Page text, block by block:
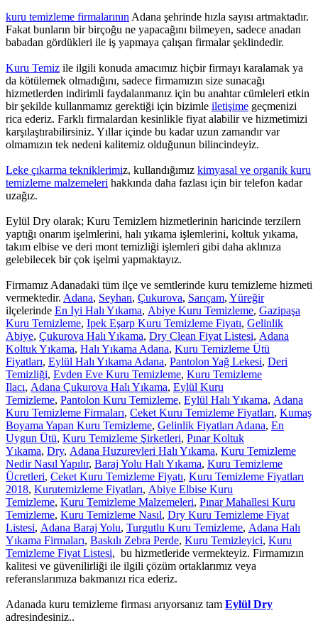
kuru temizleme firmalarının Adana şehrinde hızla sayısı artmaktadır.
Fakat bunların bir birçoğu ne yapacağını bilmeyen, sadece anadan
babadan gördükleri ile iş yapmaya çalışan firmalar şeklindedir.
Kuru Temiz ile ilgili konuda amacımız hiçbir firmayı karalamak ya
da kötülemek olmadığını, sadece firmamızın size sunacağı
hizmetlerden indirimli faydalanmanız için bu anahtar cümleleri etkin
bir şekilde kullanmamız gerektiği için bizimle iletişime geçmenizi
rica ederiz. Farklı firmalardan kesinlikle fiyat alabilir ve hizmetimizi
karşılaştırabilirsiniz. Yıllar içinde bu kadar uzun zamandır var
olmamızın tek nedeni kalitemiz olduğunun bilincindeyiz.
Leke çıkarma tekniklerimiz, kullandığımız kimyasal ve organik kuru
temizleme malzemeleri hakkında daha fazlası için bir telefon kadar
uzağız.
Eylül Dry olarak; Kuru Temizlem hizmetlerinin haricinde terzilern
yaptığı onarım işelmlerini, halı yıkama işlemlerini, koltuk yıkama,
takım elbise ve deri mont temizliği işlemleri gibi daha aklınıza
gelebilecek bir çok işelmi yapmaktayız.
Firmamız Adanadaki tüm ilçe ve semtlerinde kuru temizleme hizmeti
vermektedir. Adana, Seyhan, Çukurova, Sarıçam, Yüreğir
ilçelerinde En Iyi Halı Yıkama, Abiye Kuru Temizleme, Gazipaşa
Kuru Temizleme, Ipek Eşarp Kuru Temizleme Fiyatı, Gelinlik
Abiye, Çukurova Halı Yıkama, Dry Clean Fiyat Listesi, Adana
Koltuk Yıkama, Halı Yıkama Adana, Kuru Temizleme Ütü
Fiyatları, Eylül Halı Yıkama Adana, Pantolon Yağ Lekesi, Deri
Temizliği, Evden Eve Kuru Temizleme, Kuru Temizleme
Ilacı, Adana Çukurova Halı Yıkama, Eylül Kuru
Temizleme, Pantolon Kuru Temizleme, Eylül Halı Yıkama, Adana
Kuru Temizleme Firmaları, Ceket Kuru Temizleme Fiyatları, Kumaş
Boyama Yapan Kuru Temizleme, Gelinlik Fiyatları Adana, En
Uygun Ütü, Kuru Temizleme Şirketleri, Pınar Koltuk
Yıkama, Dry, Adana Huzurevleri Halı Yıkama, Kuru Temizleme
Nedir Nasıl Yapılır, Baraj Yolu Halı Yıkama, Kuru Temizleme
Ücretleri, Ceket Kuru Temizleme Fiyatı, Kuru Temizleme Fiyatları
2018, Kurutemizleme Fiyatları, Abiye Elbise Kuru
Temizleme, Kuru Temizleme Malzemeleri, Pınar Mahallesi Kuru
Temizleme, Kuru Temizleme Nasıl, Dry Kuru Temizleme Fiyat
Listesi, Adana Baraj Yolu, Turgutlu Kuru Temizleme, Adana Halı
Yıkama Firmaları, Baskılı Zebra Perde, Kuru Temizleyici, Kuru
Temizleme Fiyat Listesi, bu hizmetleride vermekteyiz. Firmamızın
kalitesi ve güvenilirliği ile ilgili çözüm ortaklarımız veya
referanslarımıza bakmanızı rica ederiz.
Adanada kuru temizleme firması arıyorsanız tam Eylül Dry
adresindesiniz..